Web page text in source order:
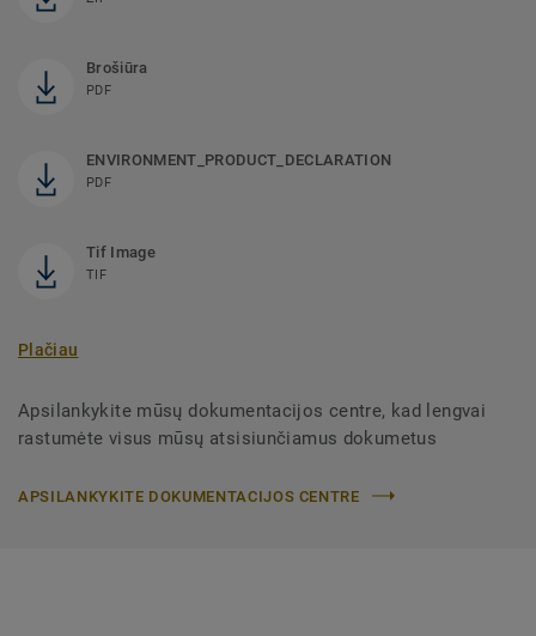
Brošiūra
PDF
ENVIRONMENT_PRODUCT_DECLARATION
PDF
Tif Image
TIF
Plačiau
Apsilankykite mūsų dokumentacijos centre, kad lengvai
rastumėte visus mūsų atsisiunčiamus dokumetus
APSILANKYKITE DOKUMENTACIJOS CENTRE